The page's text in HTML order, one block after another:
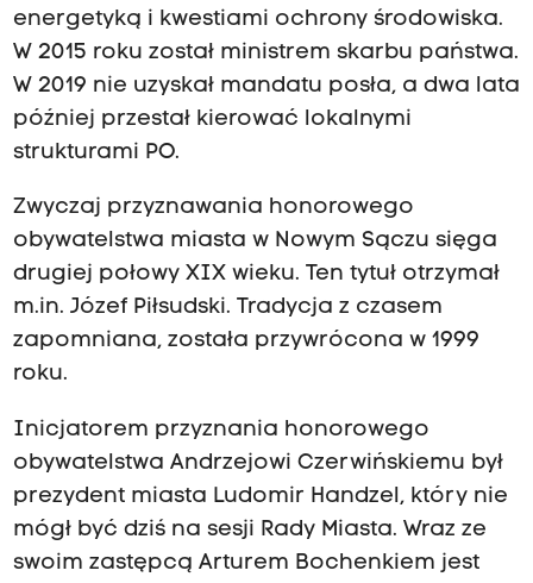
energetyką i kwestiami ochrony środowiska.
W 2015 roku został ministrem skarbu państwa.
W 2019 nie uzyskał mandatu posła, a dwa lata
później przestał kierować lokalnymi
strukturami PO.
Zwyczaj przyznawania honorowego
obywatelstwa miasta w Nowym Sączu sięga
drugiej połowy XIX wieku. Ten tytuł otrzymał
m.in. Józef Piłsudski. Tradycja z czasem
zapomniana, została przywrócona w 1999
roku.
Inicjatorem przyznania honorowego
obywatelstwa Andrzejowi Czerwińskiemu był
prezydent miasta Ludomir Handzel, który nie
mógł być dziś na sesji Rady Miasta. Wraz ze
swoim zastępcą Arturem Bochenkiem jest